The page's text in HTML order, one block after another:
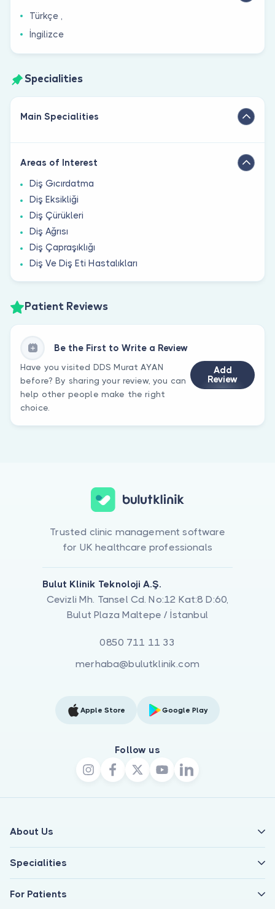
Türkçe ,
İngilizce
Specialities
Main Specialities
Areas of Interest
Diş Gıcırdatma
Diş Eksikliği
Diş Çürükleri
Diş Ağrısı
Diş Çapraşıklığı
Diş Ve Diş Eti Hastalıkları
Patient Reviews
Be the First to Write a Review
Have you visited DDS Murat AYAN
before? By sharing your review, you can
help other people make the right
choice.
Add
Review
Trusted clinic management software
for UK healthcare professionals
Bulut Klinik Teknoloji A.Ş.
Cevizli Mh. Tansel Cd. No:12 Kat:8 D:60,
Bulut Plaza Maltepe / İstanbul
0850 711 11 33
merhaba@bulutklinik.com
Apple Store Google Play
Follow us
About Us
Specialities
For Patients